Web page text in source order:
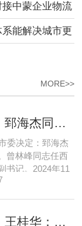
中蒙企业物流
系能解决城市更
MORE>>
委决定：郅海杰
曾林峰同志任西
书记。2024年11
城区委副书记，
。郅海杰，男，